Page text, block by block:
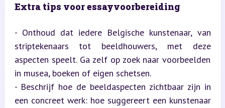
Extra tips voor essayvoorbereiding
- Onthoud dat iedere Belgische kunstenaar, van
striptekenaars tot beeldhouwers, met deze
aspecten speelt. Ga zelf op zoek naar voorbeelden
in musea, boeken of eigen schetsen.
- Beschrijf hoe de beeldaspecten zichtbaar zijn in
een concreet werk: hoe suggereert een kunstenaar